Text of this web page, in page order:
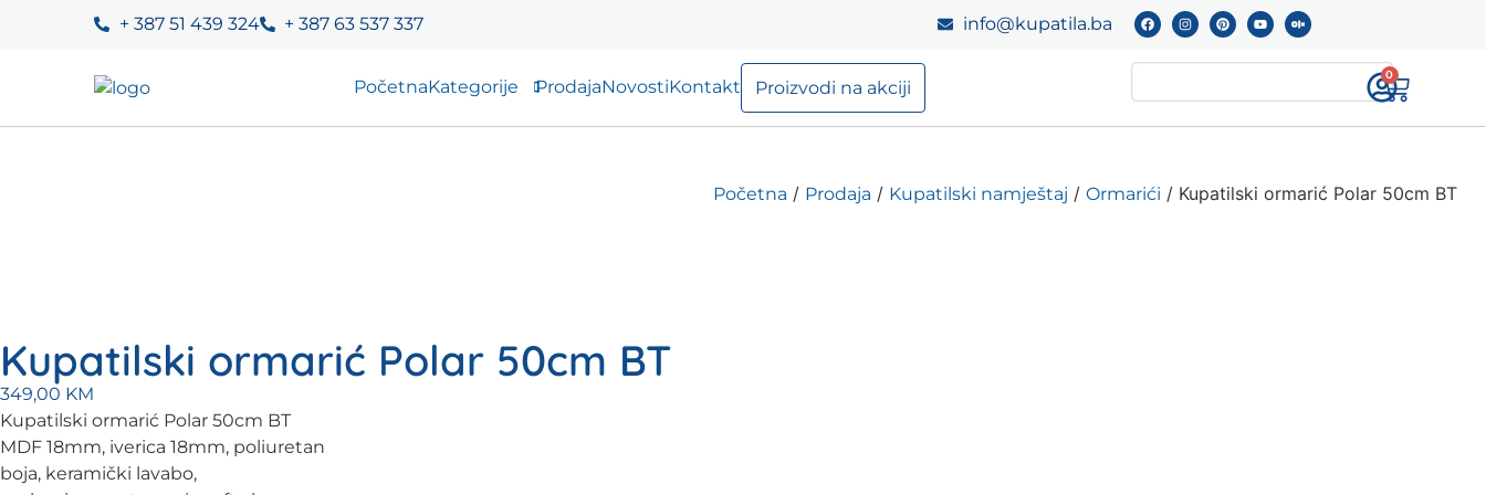
+ 387 51 439 324 + 387 63 537 337 info@kupatila.ba
PočetnaKategorije ProdajaNovostiKontakt Proizvodi na akciji
0
Početna / Prodaja / Kupatilski namještaj /Ormarići / Kupatilski ormarić Polar 50cm BT
Kupatilski ormarić Polar 50cm BT
349,00 KM
Kupatilski ormarić Polar 50cm BT
MDF 18mm, iverica 18mm, poliuretan
boja, keramički lavabo,